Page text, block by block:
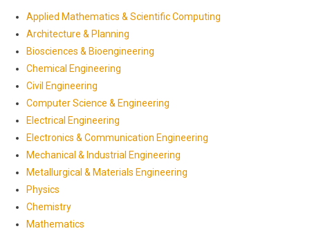
Applied Mathematics & Scientific Computing
Architecture & Planning
Biosciences & Bioengineering
Chemical Engineering
Civil Engineering
Computer Science & Engineering
Electrical Engineering
Electronics & Communication Engineering
Mechanical & Industrial Engineering
Metallurgical & Materials Engineering
Physics
Chemistry
Mathematics